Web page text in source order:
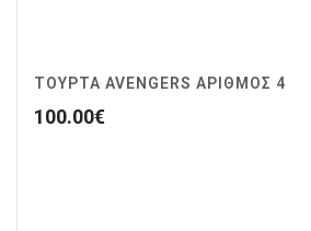
ΤΟΥΡΤΑ AVENGERS ΑΡΙΘΜΌΣ 4
100.00€